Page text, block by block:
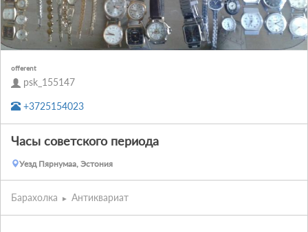
offerent
psk_155147
+3725154023
Часы советского периода
Уезд Пярнумаа, Эстония
Барахолка Антиквариат